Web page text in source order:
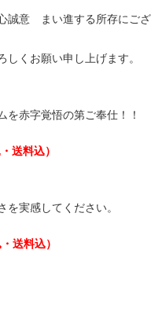
誠意 まい進する所存にござ
くお願い申し上げます。
赤字覚悟の第ご奉仕！！
料込）
実感してください。
送料込）